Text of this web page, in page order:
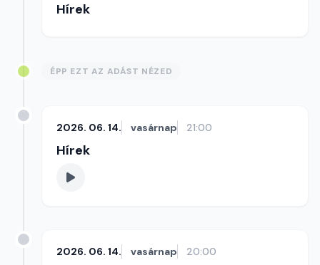
Hírek
ÉPP EZT AZ ADÁST NÉZED
2026. 06. 14. vasárnap 21:00
Hírek
2026. 06. 14. vasárnap 20:00